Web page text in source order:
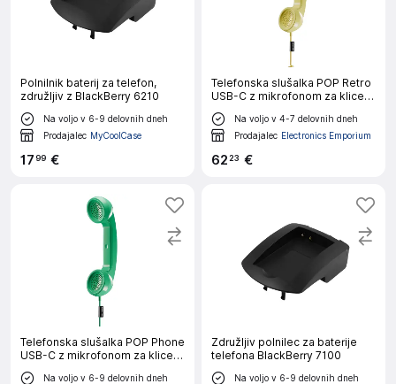
Polnilnik baterij za telefon,
združljiv z BlackBerry 6210
Na voljo v 6-9 delovnih dneh
Prodajalec MyCoolCase
1799 €
Telefonska slušalka POP Retro
USB-C z mikrofonom za klice in
video klice
Na voljo v 4-7 delovnih dneh
Prodajalec Electronics Emporium
62 23 €
Telefonska slušalka POP Phone
USB-C z mikrofonom za klice in
video klice
Na voljo v 6-9 delovnih dneh
Združljiv polnilec za baterije
telefona BlackBerry 7100
Na voljo v 6-9 delovnih dneh